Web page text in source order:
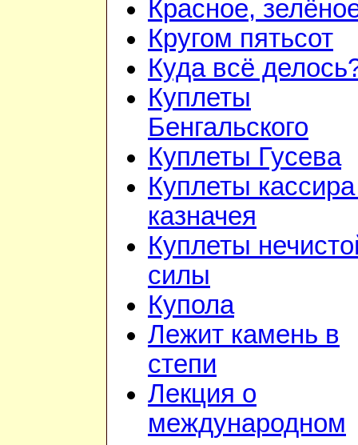
Красное,
Кругом пятьсот
Куда всё
Куплеты
Бенгальского
Куплеты Гусева
Куплеты
казначея
Куплеты
силы
Купола
Лежит камень в
степи
Лекция о
международном